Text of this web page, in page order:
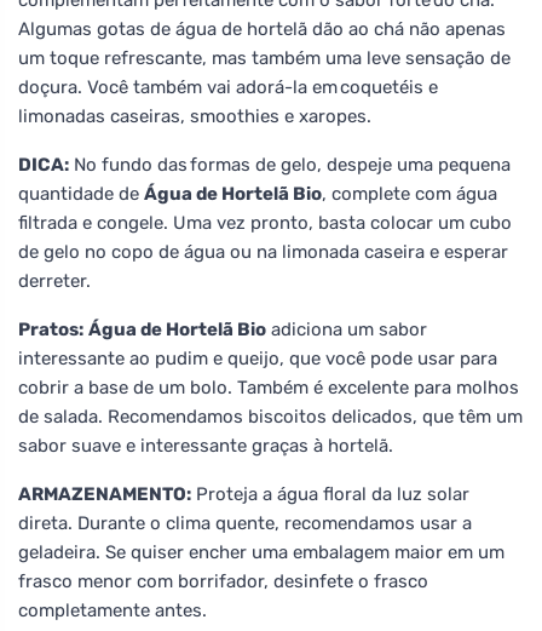
Algumas gotas de água de hortelã dão ao chá não apenas
um toque refrescante, mas também uma leve sensação de
doçura. Você também vai adorá-la em coquetéis e
limonadas caseiras, smoothies e xaropes.
DICA: No fundo das formas de gelo, despeje uma pequena
quantidade de Água de Hortelã Bio, complete com água
filtrada e congele. Uma vez pronto, basta colocar um cubo
de gelo no copo de água ou na limonada caseira e esperar
derreter.
Pratos: Água de Hortelã Bio adiciona um sabor
interessante ao pudim e queijo, que você pode usar para
cobrir a base de um bolo. Também é excelente para molhos
de salada. Recomendamos biscoitos delicados, que têm um
sabor suave e interessante graças à hortelã.
ARMAZENAMENTO: Proteja a água floral da luz solar
direta. Durante o clima quente, recomendamos usar a
geladeira. Se quiser encher uma embalagem maior em um
frasco menor com borrifador, desinfete o frasco
completamente antes.